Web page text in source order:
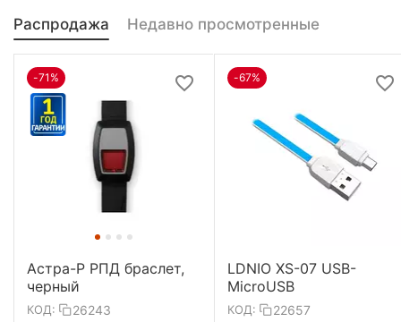
Распродажа Недавно просмотренные
-71%
Астра-Р РПД браслет,
черный
КОД: 26243
-67%
LDNIO XS-07 USB-
MicroUSB
КОД: 22657